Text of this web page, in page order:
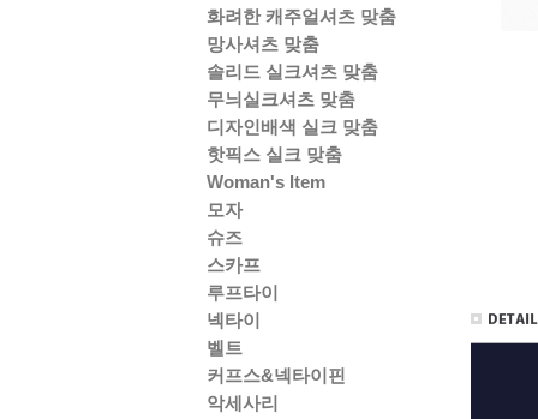
화려한 캐주얼셔츠 맞춤
망사셔츠 맞춤
솔리드 실크셔츠 맞춤
무늬실크셔츠 맞춤
디자인배색 실크 맞춤
핫픽스 실크 맞춤
Woman's Item
모자
슈즈
스카프
루프타이
넥타이
벨트
커프스&넥타이핀
악세사리